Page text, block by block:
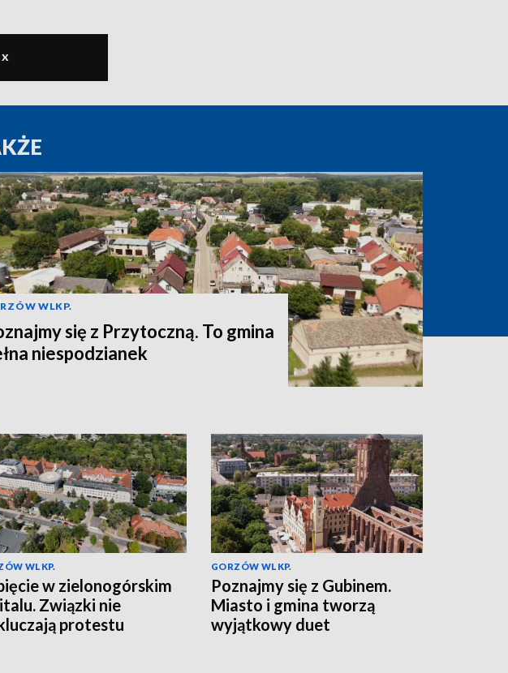
WLKP.
się z Przytoczną. To gmina
niespodzianek
WLKP.
w zielonogórskim
Związki nie
protestu
GORZÓW WLKP.
Poznajmy się z Gubinem.
Miasto i gmina tworzą
wyjątkowy duet